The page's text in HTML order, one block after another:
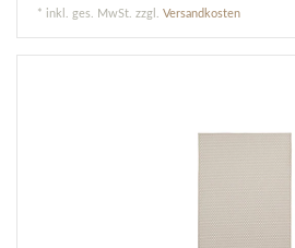
* inkl. ges. MwSt. zzgl.Versandkosten